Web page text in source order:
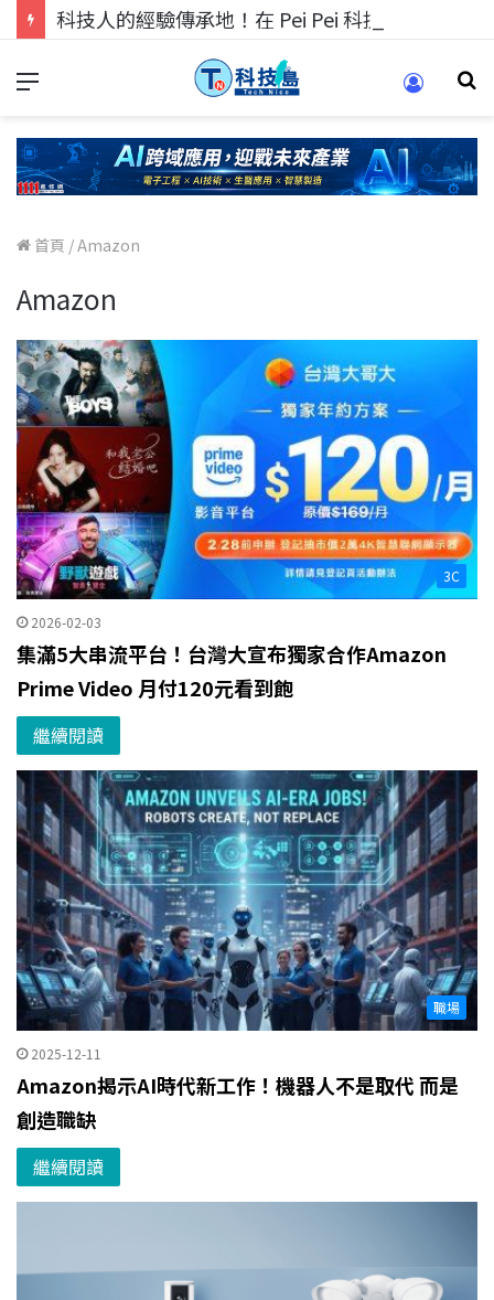
首頁 /Amazon
Amazon
3C
2026-02-03
集滿5大串流平台！台灣大宣布獨家合作Amazon
Prime Video 月付120元看到飽
繼續閱讀
職場
2025-12-11
Amazon揭示AI時代新工作！機器人不是取代 而是
創造職缺
繼續閱讀